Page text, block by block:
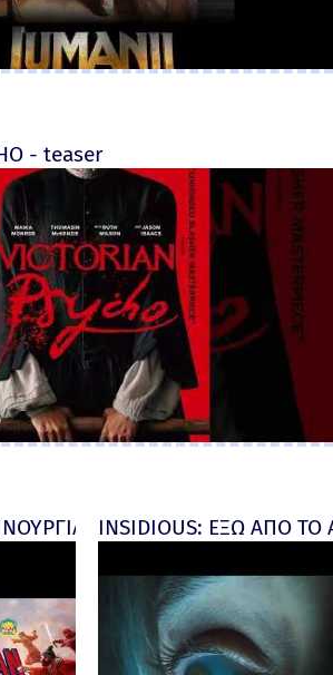
- teaser
ΜΕΡΑ (Spider-Man:
INSIDIOUS: ΕΞΩ ΑΠΟ